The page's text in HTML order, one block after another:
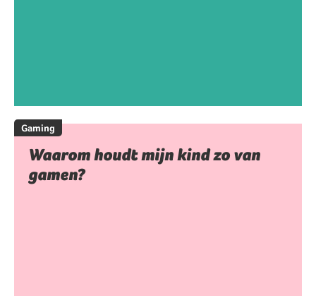
Gaming
Waarom houdt mijn kind zo van
gamen?